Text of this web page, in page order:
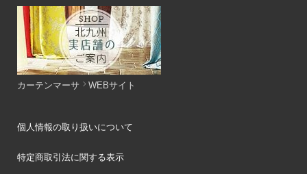
カーテンマーサ WEBサイト
個人情報の取り扱いについて
特定商取引法に関する表示